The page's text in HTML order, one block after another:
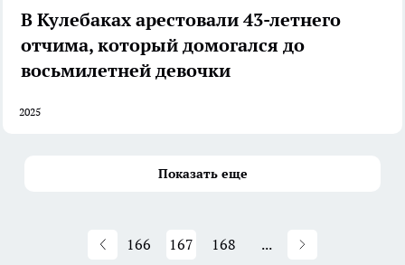
В Кулебаках арестовали 43-летнего
отчима, который домогался до
восьмилетней девочки
2025
Показать еще
166 167 168 ...